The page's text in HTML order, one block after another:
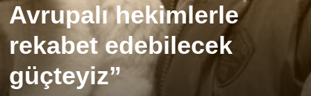
Avrupalı hekimlerle
rekabet edebilecek
güçteyiz”